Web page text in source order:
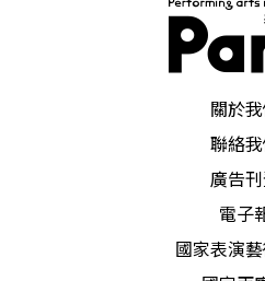
「最先只是好玩，劇場人
劇場辦。但真的開始賣票
變化。從賣票開始，喜酒
但公開中又包含私密，這
域，有朋友，有陌生人，
生，我在此之前從沒看見
可能性不一樣了。」
關於
聯絡
廣告
電子
國家表演